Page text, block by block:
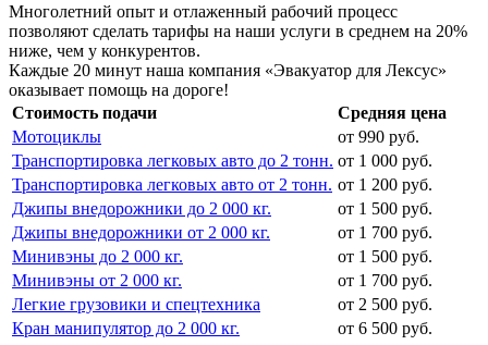
Многолетний опыт и отлаженный рабочий процесс
позволяют сделать тарифы на наши услуги в среднем на 20%
ниже, чем у конкурентов.
Каждые 20 минут наша компания «Эвакуатор для Лексус»
оказывает помощь на дороге!
Стоимость подачи
Средняя цена
Мотоциклы
от 990 руб.
Транспортировка легковых авто до 2 тонн. от 1 000 руб.
Транспортировка легковых авто от 2 тонн. от 1 200 руб.
Джипы внедорожники до 2 000 кг.
от 1 500 руб.
Джипы внедорожники от 2 000 кг.
от 1 700 руб.
Минивэны до 2 000 кг.
от 1 500 руб.
Минивэны от 2 000 кг.
от 1 700 руб.
Легкие грузовики и спецтехника
от 2 500 руб.
Кран манипулятор до 2 000 кг.
от 6 500 руб.